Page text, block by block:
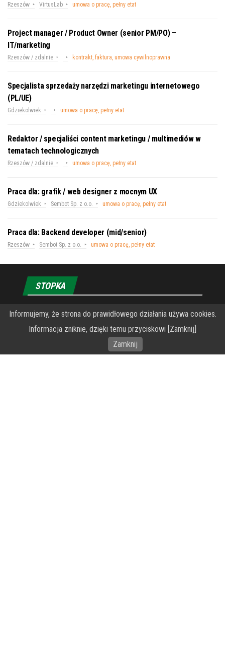
Rzeszów VirtusLab umowa o pracę, pełny etat
Project manager / Product Owner (senior PM/PO) –
IT/marketing
Rzeszów / zdalnie kontrakt, faktura, umowa cywilnoprawna
Specjalista sprzedaży narzędzi marketingu internetowego
(PL/UE)
Gdziekolwiek umowa o pracę, pełny etat
Redaktor / specjaliści content marketingu / multimediów w
tematach technologicznych
Rzeszów / zdalnie umowa o pracę, pełny etat
Praca dla: grafik / web designer z mocnym UX
Gdziekolwiek Sembot Sp. z o.o. umowa o pracę, pełny etat
Praca dla: Backend developer (mid/senior)
Rzeszów Sembot Sp. z o.o. umowa o pracę, pełny etat
STOPKA
O Fundacji PRZEkarpacie
Wykonanie portalu – specjaliści stron www WordPress
Informujemy, że strona do prawidłowego działania używa cookies.
Informacja zniknie, dzięki temu przyciskowi [Zamknij]
Zamknij